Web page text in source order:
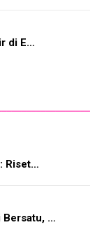
di E…
Riset…
Bersatu, …